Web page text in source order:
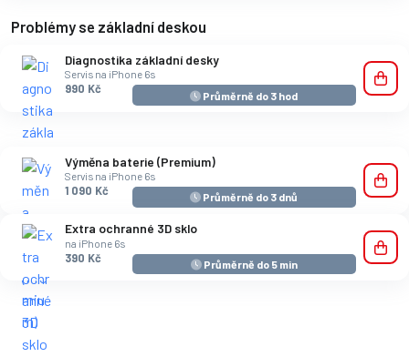
Problémy se základní deskou
Diagnostika základní desky
Servis na iPhone 6s
990 Kč
Průměrně do 3 hod
Výměna baterie (Premium)
Servis na iPhone 6s
1 090 Kč
Průměrně do 3 dnů
Extra ochranné 3D sklo
na iPhone 6s
390 Kč
Průměrně do 5 min